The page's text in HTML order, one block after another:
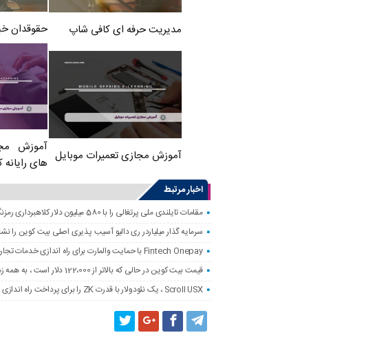
مدیریت حرفه ای کافی شاپ حقوقدان
آموزش مجازی تعمیرات موبایل های
اخبار مرتبط
مقامات تایلندی ملی پرتغالی را با 580 میلیون دلار کلاهبرداری رمزنگاری کردند
سرمایه گذار میلیاردر ری دالیو آسیب پذیری اصلی بیت کوین را
Fintech Onepay با حمایت والمارت برای راه اندازی خدمات تجارت و حضانت رمزنگاری
قیمت بیت کوین در حالی که بالاتر از 122،000 دلار است ، به همه زمانه نزدیک است
Scroll USX ، یک نئودولار با قدرت ZK را برای پرداخت راه اندازی می کند